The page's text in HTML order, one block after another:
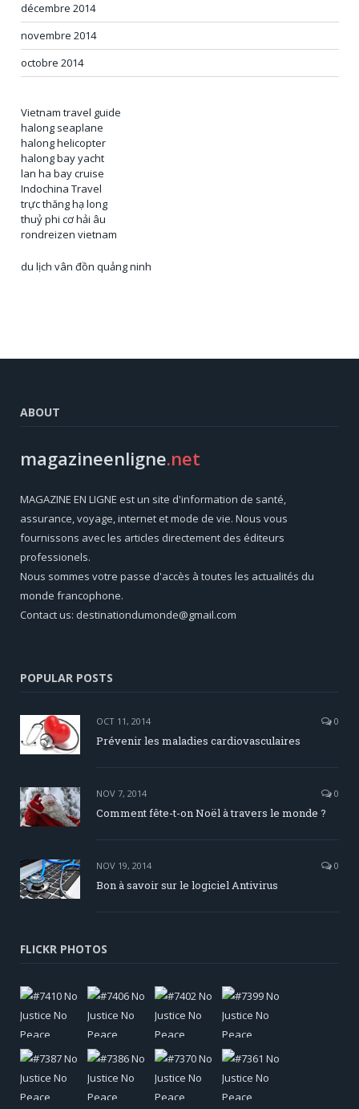
décembre 2014
novembre 2014
octobre 2014
Vietnam travel guide
halong seaplane
halong helicopter
halong bay yacht
lan ha bay cruise
Indochina Travel
trực thăng hạ long
thuỷ phi cơ hải âu
rondreizen vietnam
du lịch vân đồn quảng ninh
ABOUT
magazineenligne.net
MAGAZINE EN LIGNE est un site d'information de santé,
assurance, voyage, internet et mode de vie. Nous vous
fournissons avec les articles directement des éditeurs
professionels.
Nous sommes votre passe d'accès à toutes les actualités du
monde francophone.
Contact us: destinationdumonde@gmail.com
POPULAR POSTS
OCT 11, 2014 0
Prévenir les maladies cardiovasculaires
NOV 7, 2014 0
Comment fête-t-on Noël à travers le monde ?
NOV 19, 2014 0
Bon à savoir sur le logiciel Antivirus
FLICKR PHOTOS